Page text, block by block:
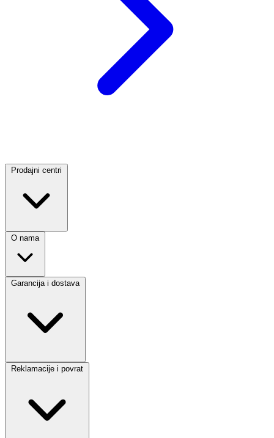
Prodajni centri
O nama
Garancija i dostava
Reklamacije i povrat